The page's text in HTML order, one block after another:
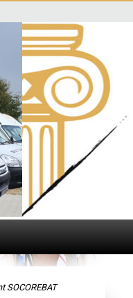
SOCOREBAT